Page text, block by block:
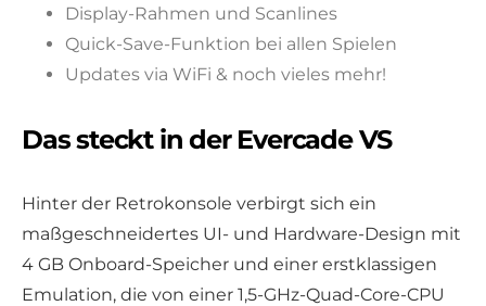
Display-Rahmen und Scanlines
Quick-Save-Funktion bei allen Spielen
Updates via WiFi & noch vieles mehr!
Das steckt in der Evercade VS
Hinter der Retrokonsole verbirgt sich ein
maßgeschneidertes UI- und Hardware-Design mit
4 GB Onboard-Speicher und einer erstklassigen
Emulation, die von einer 1,5-GHz-Quad-Core-CPU